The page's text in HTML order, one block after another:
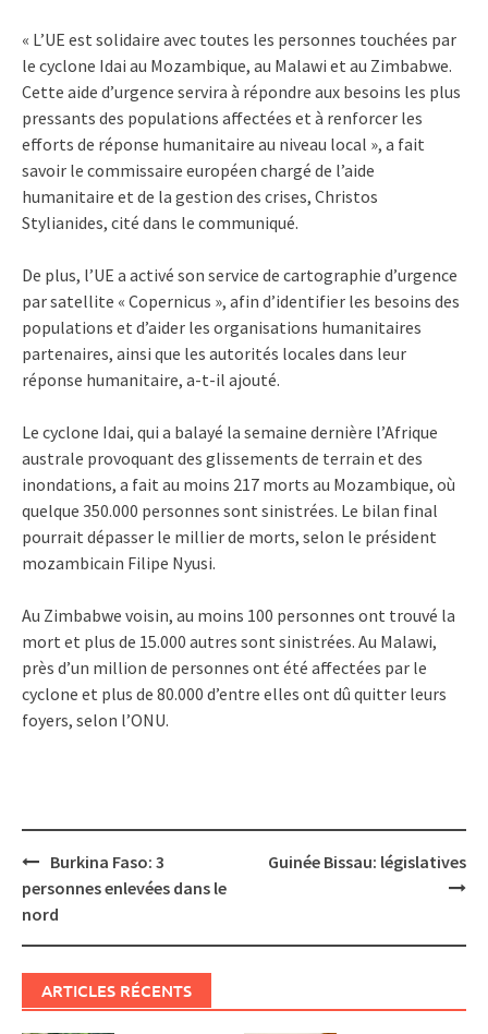
« L’UE est solidaire avec toutes les personnes touchées par
le cyclone Idai au Mozambique, au Malawi et au Zimbabwe.
Cette aide d’urgence servira à répondre aux besoins les plus
pressants des populations affectées et à renforcer les
efforts de réponse humanitaire au niveau local », a fait
savoir le commissaire européen chargé de l’aide
humanitaire et de la gestion des crises, Christos
Stylianides, cité dans le communiqué.
De plus, l’UE a activé son service de cartographie d’urgence
par satellite « Copernicus », afin d’identifier les besoins des
populations et d’aider les organisations humanitaires
partenaires, ainsi que les autorités locales dans leur
réponse humanitaire, a-t-il ajouté.
Le cyclone Idai, qui a balayé la semaine dernière l’Afrique
australe provoquant des glissements de terrain et des
inondations, a fait au moins 217 morts au Mozambique, où
quelque 350.000 personnes sont sinistrées. Le bilan final
pourrait dépasser le millier de morts, selon le président
mozambicain Filipe Nyusi.
Au Zimbabwe voisin, au moins 100 personnes ont trouvé la
mort et plus de 15.000 autres sont sinistrées. Au Malawi,
près d’un million de personnes ont été affectées par le
cyclone et plus de 80.000 d’entre elles ont dû quitter leurs
foyers, selon l’ONU.
Post
navigation
Burkina Faso: 3
personnes enlevées dans le
nord
Guinée Bissau: législatives
ARTICLES RÉCENTS